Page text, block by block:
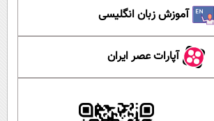
آموزش زبان انگلیسی
آپارات عصر ایران